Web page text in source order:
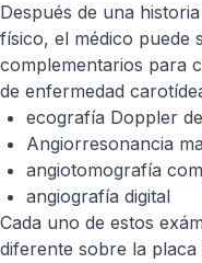
Después de una
físico, el médico puede
complementarios para
de enfermedad
ecografía Doppler
Angiorresonancia
angiotomografía
angiografía digital
Cada uno de estos
diferente sobre la